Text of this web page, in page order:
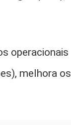
operacionais
melhora os